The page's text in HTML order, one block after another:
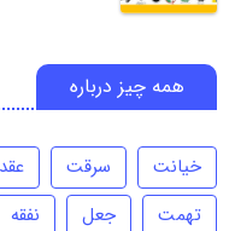
همه چیز درباره
خیانت سرقت
تهمت
جعل نفقه